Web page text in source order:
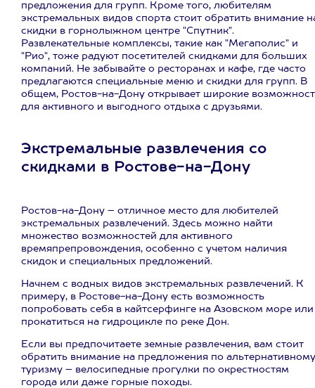
предложения для групп. Кроме того, любителям
экстремальных видов спорта стоит обратить внимание
скидки в горнолыжном центре "Спутник".
Развлекательные комплексы, такие как "Мегаполис" и
"Рио", тоже радуют посетителей скидками для больших
компаний. Не забывайте о ресторанах и кафе, где часто
предлагаются специальные меню и скидки для групп. В
общем, Ростов-на-Дону открывает широкие
для активного и выгодного отдыха с друзьями.
Экстремальные развлечения со
скидками в Ростове-на-Дону
Ростов-на-Дону – отличное место для любителей
экстремальных развлечений. Здесь можно найти
множество возможностей для активного
времяпрепровождения, особенно с учетом наличия
скидок и специальных предложений.
Начнем с водных видов экстремальных развлечений. К
примеру, в Ростове-на-Дону есть возможность
попробовать себя в кайтсерфинге на Азовском море или
прокатиться на гидроцикле по реке Дон.
Если вы предпочитаете земные развлечения, вам стоит
обратить внимание на предложения по альтернативному
туризму – велосипедные прогулки по окрестностям
города или даже горные походы.